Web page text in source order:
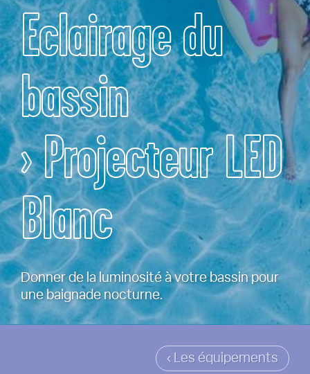
Eclairage du
bassin
› Projecteur LED
Blanc
Donner de la luminosité à votre bassin pour
une baignade nocturne.
‹ Les équipements